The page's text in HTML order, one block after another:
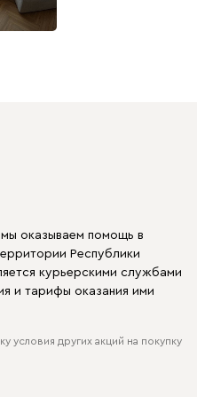
оказываем помощь в
Республики
курьерскими службами
и тарифы оказания ими
условия других акций на покупку